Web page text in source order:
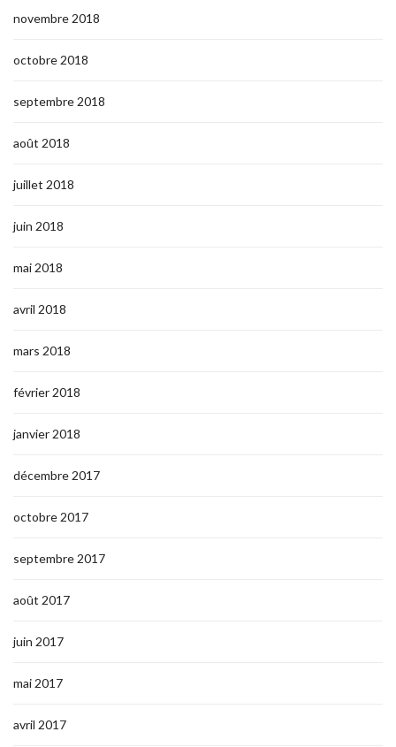
novembre 2018
octobre 2018
septembre 2018
août 2018
juillet 2018
juin 2018
mai 2018
avril 2018
mars 2018
février 2018
janvier 2018
décembre 2017
octobre 2017
septembre 2017
août 2017
juin 2017
mai 2017
avril 2017